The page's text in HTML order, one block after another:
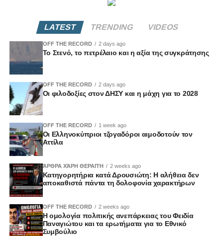
LATEST TRENDING VIDEOS
OFF THE RECORD 2 days ago
Το Στενό, το πετρέλαιο και η αξία της συγκράτησης
OFF THE RECORD 2 days ago
Οι φιλοδοξίες στον ΔΗΣΥ και η μάχη για το 2028
OFF THE RECORD 1 week ago
Οι Ελληνοκύπριοι τζογαδόροι αιμοδοτούν τον
Αττίλα
ΆΡΘΡΑ ΧΆΡΗ ΘΕΡΑΠΉ 2 weeks ago
Κατηγορητήρια κατά Δρουσιώτη: Η αλήθεια δεν
αποκαθιστά πάντα τη δολοφονία χαρακτήρων
OFF THE RECORD 2 weeks ago
Η ομολογία πολιτικής ανεπάρκειας του Φειδία
Παναγιώτου και τα ερωτήματα για το Εθνικό
Συμβούλιο